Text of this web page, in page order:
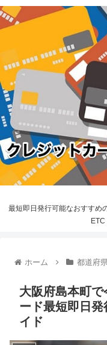
最短即日発行可能なおすすめ
ETC
ホーム 都道府
大阪府島本町
ード最短即日
イド